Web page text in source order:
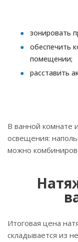
зонировать
обеспечить
помещении;
расставить
В ванной комнате
освещения:
можно
Итоговая цена
складывается из